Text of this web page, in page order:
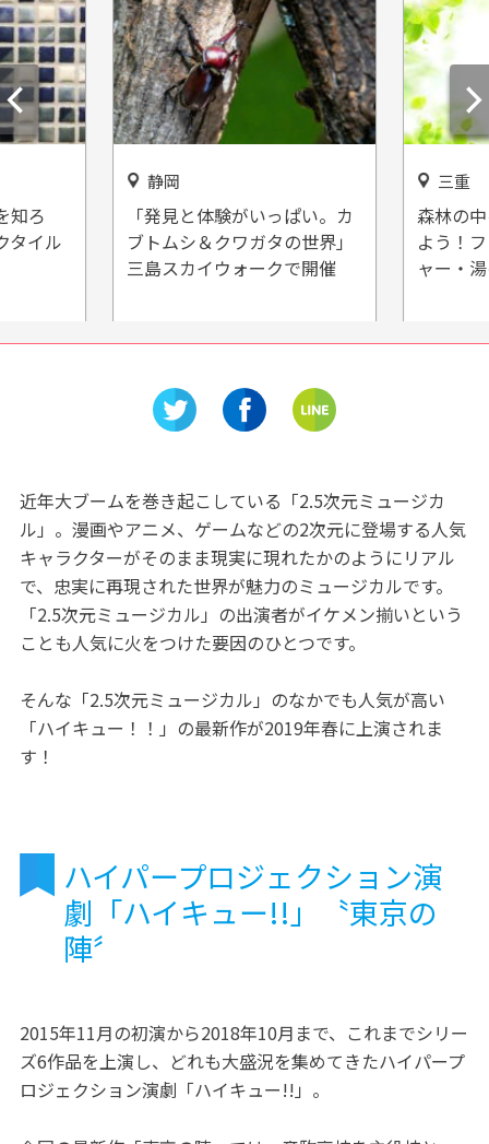
知ろ
タイル
静岡
「発見と体験がいっぱい。カ
ブトムシ＆クワガタの世界」
三島スカイウォークで開催
三重
森林の
よう！
ャー・
近年大ブームを巻き起こしている「2.5次元ミュージカ
ル」。漫画やアニメ、ゲームなどの2次元に登場する人気
キャラクターがそのまま現実に現れたかのようにリアル
で、忠実に再現された世界が魅力のミュージカルです。
「2.5次元ミュージカル」の出演者がイケメン揃いという
ことも人気に火をつけた要因のひとつです。
そんな「2.5次元ミュージカル」のなかでも人気が高い
「ハイキュー！！」の最新作が2019年春に上演されま
す！
ハイパープロジェクション演
劇「ハイキュー!!」〝東京の
陣〞
2015年11月の初演から2018年10月まで、これまでシリー
ズ6作品を上演し、どれも大盛況を集めてきたハイパープ
ロジェクション演劇「ハイキュー!!」。